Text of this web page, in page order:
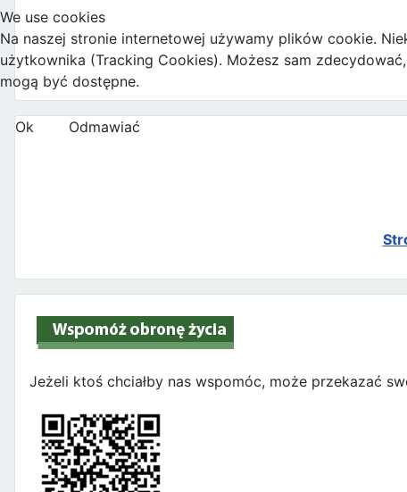
Jeżeli ktoś chciałby nas wspomóc, może przekazać
We use cookies
Na naszej stronie internetowej używamy plików cookie.
użytkownika (Tracking Cookies). Możesz sam
mogą być dostępne.
Ok
Odmawiać